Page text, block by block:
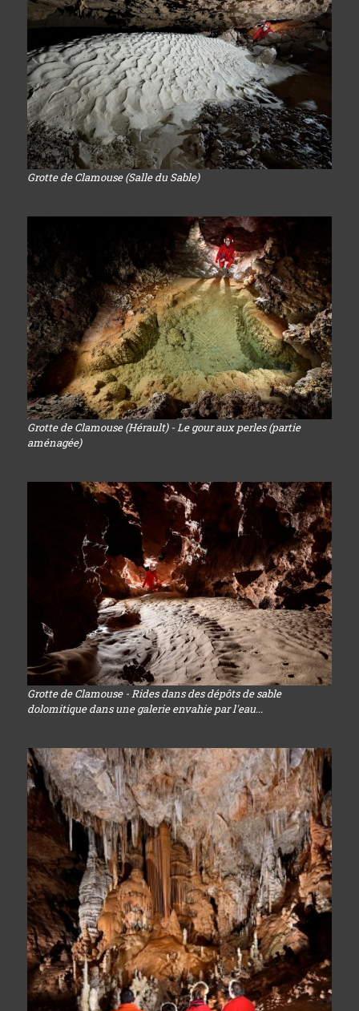
Grotte de Clamouse (Salle du Sable)
Grotte de Clamouse (Hérault) - Le gour aux perles (partie
aménagée)
Grotte de Clamouse - Rides dans des dépôts de sable
dolomitique dans une galerie envahie par l'eau...